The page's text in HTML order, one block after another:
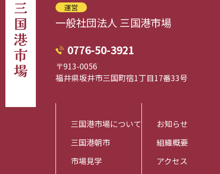
三国港市場 運営
一般社団法人 三国港市場
0776-50-3921
〒913-0056
福井県坂井市三国町宿1丁目17番33号
三国港市場について
三国港朝市
市場見学
お知らせ
組織概要
アクセス